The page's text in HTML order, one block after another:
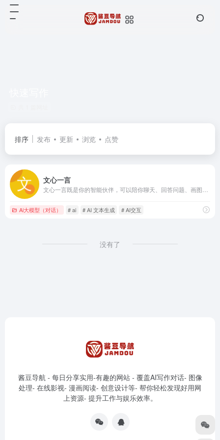
排序 发布 更新 浏览 点赞
文心一言
Ai大模型（对话） # ai # AI 文本生成 # AI交互
没有了
酱豆导航 - 每日分享实用-有趣的网站 - 覆盖AI写作对话- 图像
处理- 在线影视- 漫画阅读- 创意设计等- 帮你轻松发现好用网
上资源- 提升工作与娱乐效率。